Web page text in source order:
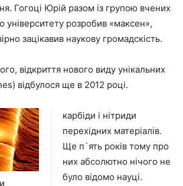
Гогоці Юрій разом із групою вчених
університету розробив «максен»,
зацікавив наукову громадскість.
відкриття нового виду унікальних
відбулося ще в 2012 році.
карбіди і нітриди
перехідних матеріалів.
Ще п`ять років тому про
них абсолютно нічого не
було відомо науці.